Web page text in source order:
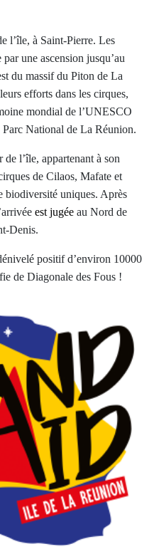
l’île, à Saint-Pierre. Les
une ascension jusqu’au
du massif du Piton de La
efforts dans les cirques,
mondial de l’UNESCO
National de La Réunion.
de l’île, appartenant à son
de Cilaos, Mafate et
biodiversité uniques. Après
est jugée au Nord de
Denis.
positif d’environ 10000
de Diagonale des Fous !